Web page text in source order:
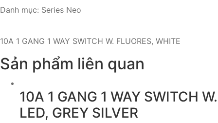
Danh mục: Series Neo
10A 1 GANG 1 WAY SWITCH W. FLUORES, WHITE
Sản phẩm liên quan
10A 1 GANG 1 WAY SWITCH W.
LED, GREY SILVER